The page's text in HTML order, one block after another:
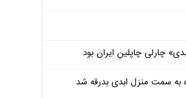
چارلی چاپلینِ ایران بود
به سمت منزل ابدی بدرقه شد